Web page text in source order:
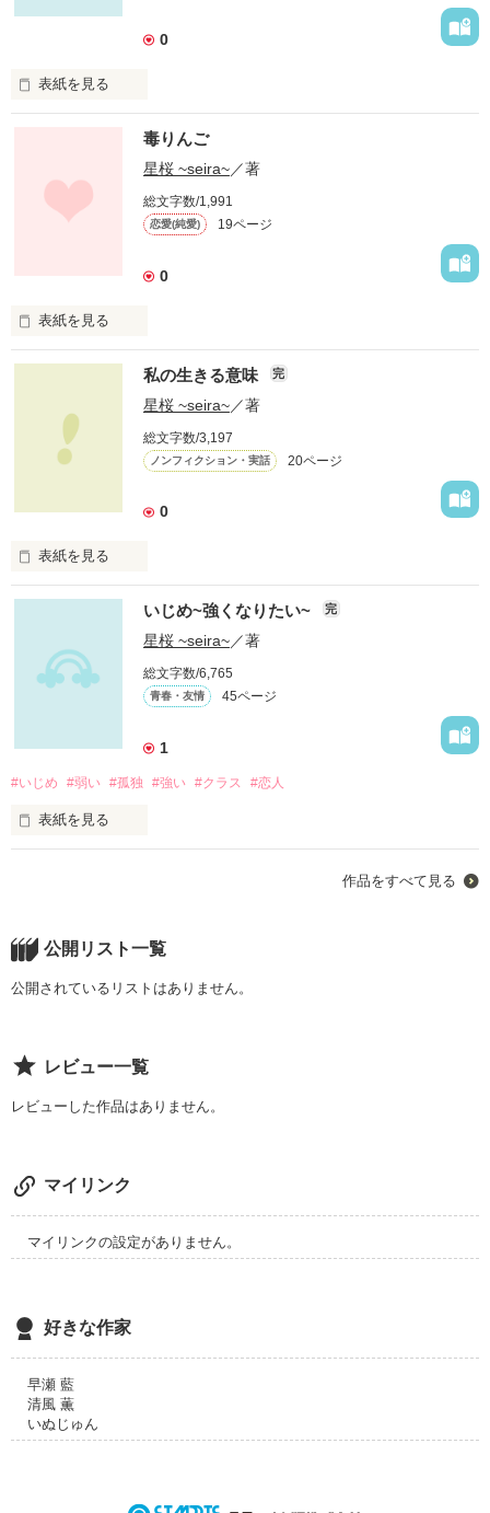
気付いてほしい...
怖くて人が信じられないことに...ｰｰｰｰ
☆.。.:*・°☆.。.:*・°☆.。.:*・°☆.。.:
是非、感想等をお待ちしてます！
＊のらいぬさん
0
表紙を見る
ｰｰｰｰ貴方は自分の母親がうつ病になったらどうしますか？
どう、母親に接しますか？ｰｰｰｰ
☆.。.:*・°☆.。.:*・°☆.。.:*・°☆.。.:
感想等をお待ちしてます！
作品を読む
毒りんご
星桜 ~seira~／著
総文字数/1,991
恋愛(純愛) 19ページ
0
表紙を見る
ｰｰｰｰ白雪姫は毒りんごを食べたら王子様が目覚めのキスで助け
じゃあ、私が食べたら誰が助けてくれるのだろう。ｰｰｰｰ
前に同じの書いてたんですけど、修正が多くて新しく書き始め
..｡o○☆○o。..:*ﾟ*:..｡o○☆○o。｡・:＋
作品を読む
私の生きる意味 完
星桜 ~seira~／著
総文字数/3,197
ノンフィクション・実話 20ページ
0
表紙を見る
私の生きる意味は何？
誰も私の事信じてくれずに、
相手に都合のいい自分を作って。
嘘で嘘を重ねて。
本当の自分見失って。
泣くことも、笑うことも辞め。
喋る事も、息する事も。
でも、ここでへこたれてどうする？
私の実話です！
辛い事があっても、【死にたい】なんて思わないで。
その人のせいで自分の人生無駄にするのですか？
もう１度考えてみてください。
＊紫鶏さん
＊ま～ちゃんさん
＊のらいぬさん
作品を読む
いじめ~強くなりたい~ 完
星桜 ~seira~／著
総文字数/6,765
青春・友情 45ページ
1
#いじめ #弱い #孤独 #強い #クラス #恋人
表紙を見る
りたい、と思っていました。
芽衣は少しでも強くなれたのでしょうかｰｰｰｰ
他の作品には私の実話もあります。
自分の文章力の無さにイライラしますが、暖かく見守って下さ
い。笑
他にも沢山ミスがあると思いますが、暖かく見守って下さい
m(*_ _)m
・゜゜・*:.。. .。.:*。.:.+*:ﾟ+｡.☆⌒☆
＊のらいぬさん
＊清風薫さん
レビュー、感想等をありがとうございます(*^^*)
作品をすべて見る
公開リスト一覧
公開されているリストはありません。
レビュー一覧
レビューした作品はありません。
マイリンク
マイリンクの設定がありません。
好きな作家
早瀬 藍
清風 薫
いぬじゅん